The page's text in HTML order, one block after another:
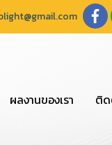
ผลงานของเรา ติด